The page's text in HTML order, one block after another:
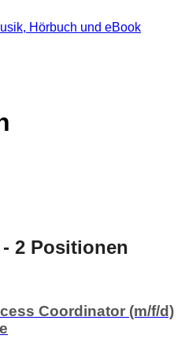
- 2 Positionen
Coordinator (m/f/d)